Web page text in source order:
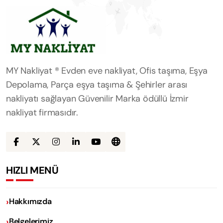
MY Nakliyat ® Evden eve nakliyat, Ofis taşıma, Eşya
Depolama, Parça eşya taşıma & Şehirler arası
nakliyatı sağlayan Güvenilir Marka ödüllü İzmir
nakliyat firmasıdır.
HIZLI MENÜ
Hakkımızda